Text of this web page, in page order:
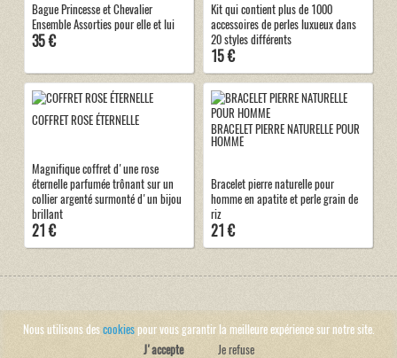
Bague Princesse et Chevalier
Ensemble Assorties pour elle et lui
35 €
Kit qui contient plus de 1000
accessoires de perles luxueux dans
20 styles différents
15 €
COFFRET ROSE ÉTERNELLE
Magnifique coffret d'une rose
éternelle parfumée trônant sur un
collier argenté surmonté d'un bijou
brillant
21 €
BRACELET PIERRE NATURELLE POUR
HOMME
Bracelet pierre naturelle pour
homme en apatite et perle grain de
riz
21 €
Nous utilisons descookiespour vous garantir la meilleure expérience sur notre site.
J'accepte
Je refuse